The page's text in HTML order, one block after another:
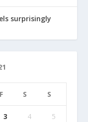
surprisingly
F S S
3 4 5